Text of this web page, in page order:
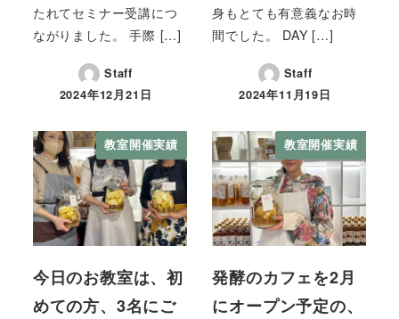
たれてセミナー受講につ
ながりました。 手際 […]
Staff
2024年12月21日
身もとても有意義なお時
間でした。 DAY […]
Staff
2024年11月19日
教室開催実績
今日のお教室は、初
めての方、3名にご
教室開催実績
発酵のカフェを2月
にオープン予定の、